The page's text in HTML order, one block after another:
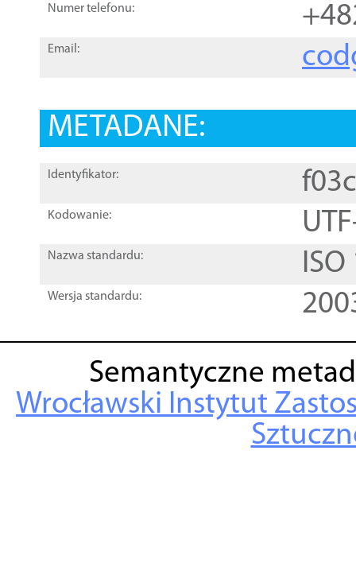
Numer telefonu:
Email:
METADANE:
Identyfikator:
Kodowanie:
Nazwa standardu:
Wersja standardu:
Semantyczne
Wrocławski Instytut